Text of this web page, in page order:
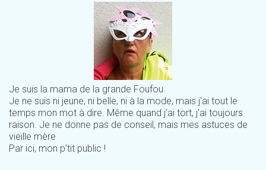
Je suis la mama de la grande Foufou.
Je ne suis ni jeune, ni belle, ni à la mode, mais j'ai tout le
temps mon mot à dire. Même quand j'ai tort, j'ai toujours
raison. Je ne donne pas de conseil, mais mes astuces de
vieille mère
Par ici, mon p'tit public !